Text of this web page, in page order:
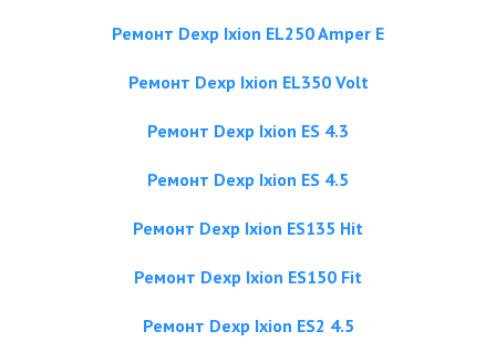
Ремонт Dexp Ixion EL250 Amper E
Ремонт Dexp Ixion EL350 Volt
Ремонт Dexp Ixion ES 4.3
Ремонт Dexp Ixion ES 4.5
Ремонт Dexp Ixion ES135 Hit
Ремонт Dexp Ixion ES150 Fit
Ремонт Dexp Ixion ES2 4.5